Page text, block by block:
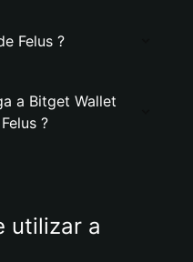
Felus ?
a Bitget Wallet
?
utilizar a